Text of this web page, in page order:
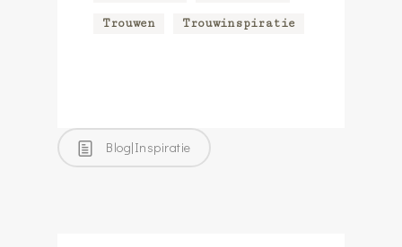
Trouwen Trouwinspiratie
Blog|Inspiratie